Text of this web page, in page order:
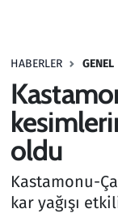
HABERLER GENEL
oldu
Kastamonu-
kar yağışı
Haber
Kültür Sanat
Kurumsal
Lezzet